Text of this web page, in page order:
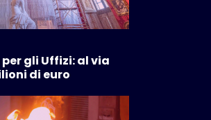
gli Uffizi: al via
di euro